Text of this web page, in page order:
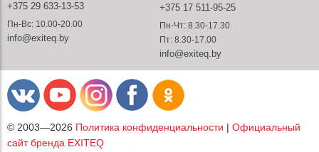
+375 29 633-13-53
Пн-Вс: 10.00-20.00
info@exiteq.by
+375 17 511-95-25
Пн-Чт: 8.30-17.30
Пт: 8.30-17.00
info@exiteq.by
© 2003—2026 Политика конфиденциальности | Официальный
сайт бренда EXITEQ